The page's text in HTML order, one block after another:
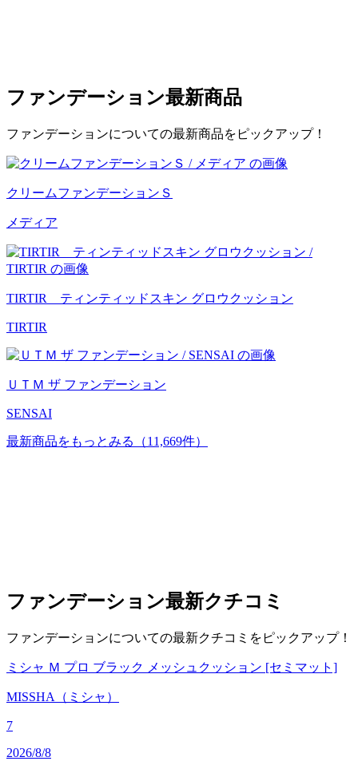
ファンデーション最新商品
ファンデーションについての最新商品をピックアップ！
クリームファンデーションＳ
メディア
TIRTIR ティンティッドスキン グロウクッション
TIRTIR
ＵＴＭ ザ ファンデーション
SENSAI
最新商品をもっとみる （11,669件）
ファンデーション最新クチコミ
ファンデーションについての最新クチコミをピックアップ！
ミシャ Ｍ プロ ブラック メッシュクッション [セミマット]
MISSHA（ミシャ）
7
2026/8/8